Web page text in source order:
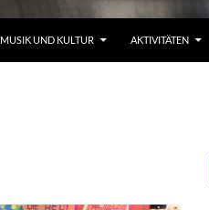
MUSIK UND KULTUR AKTIVITÄTEN